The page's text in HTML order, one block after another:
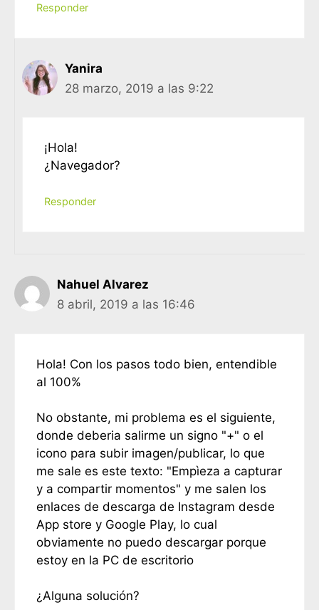
Responder
Yanira
28 marzo, 2019 a las 9:22
¡Hola!
¿Navegador?
Responder
Nahuel Alvarez
8 abril, 2019 a las 16:46
Hola! Con los pasos todo bien, entendible
al 100%
No obstante, mi problema es el siguiente,
donde deberia salirme un signo "+" o el
icono para subir imagen/publicar, lo que
me sale es este texto: "Empìeza a capturar
y a compartir momentos" y me salen los
enlaces de descarga de Instagram desde
App store y Google Play, lo cual
obviamente no puedo descargar porque
estoy en la PC de escritorio
¿Alguna solución?